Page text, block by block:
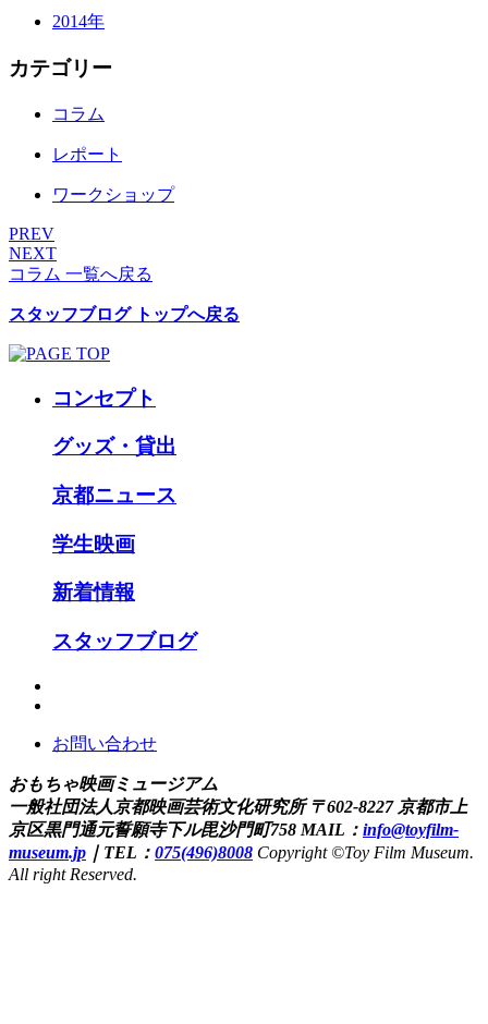
2014年
カテゴリー
コラム
レポート
ワークショップ
PREV
NEXT
コラム 一覧へ戻る
スタッフブログ トップへ戻る
コンセプト
グッズ・貸出
京都ニュース
学生映画
新着情報
スタッフブログ
お問い合わせ
おもちゃ映画ミュージアム
一般社団法人京都映画芸術文化研究所 〒602-8227 京都市上
京区黒門通元誓願寺下ル毘沙門町758 MAIL： info@toyfilm-
museum.jp ｜ TEL： 075(496)8008 Copyright ©Toy Film Museum.
All right Reserved.